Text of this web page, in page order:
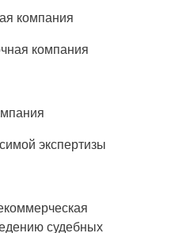
компания
компания
экспертизы
судебных